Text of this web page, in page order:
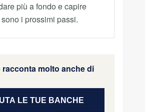
più a fondo e capire
i prossimi passi.
racconta molto anche di
LE TUE BANCHE